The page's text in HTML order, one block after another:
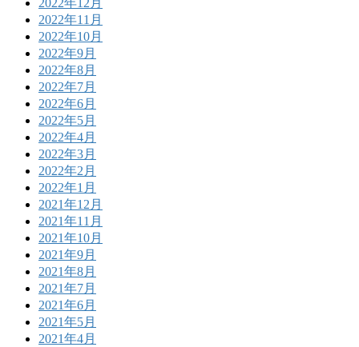
2022年12月
2022年11月
2022年10月
2022年9月
2022年8月
2022年7月
2022年6月
2022年5月
2022年4月
2022年3月
2022年2月
2022年1月
2021年12月
2021年11月
2021年10月
2021年9月
2021年8月
2021年7月
2021年6月
2021年5月
2021年4月